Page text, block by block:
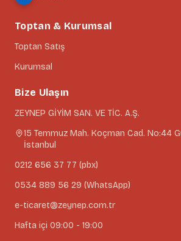
Toptan & Kurumsal
Toptan Satış
Kurumsal
Bize Ulaşın
ZEYNEP GİYİM SAN. VE TİC. A.Ş.
15 Temmuz Mah. Koçman Cad. No:44
İstanbul
0212 656 37 77 (pbx)
0534 889 56 29 (WhatsApp)
e-ticaret@zeynep.com.tr
Hafta içi 09:00 - 19:00